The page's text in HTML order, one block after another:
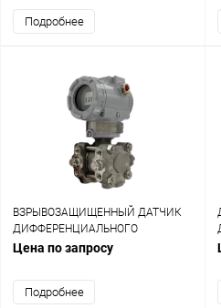
Подробнее
ВЗРЫВОЗАЩИЩЕННЫЙ ДАТЧИК
ДИФФЕРЕНЦИАЛЬНОГО
ДАВЛЕНИЯ С HART ПРОТОКОЛОМ
Цена по запросу
Подробнее